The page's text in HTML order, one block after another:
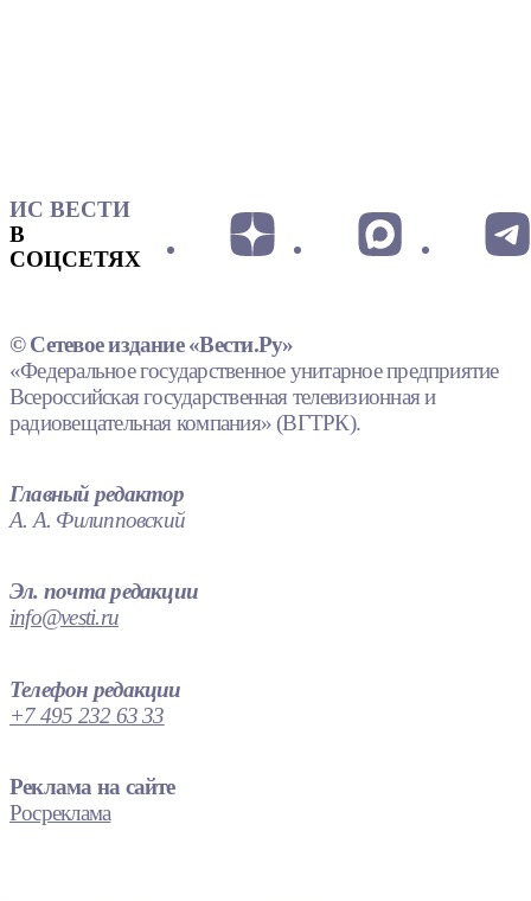
ИС ВЕСТИ
В
СОЦСЕТЯХ
© Сетевое издание «Вести.Ру»
«Федеральное государственное унитарное предприятие
Всероссийская государственная телевизионная и
радиовещательная компания» (ВГТРК).
Главный редактор
А. А. Филипповский
Эл. почта редакции
info@vesti.ru
Телефон редакции
+7 495 232 63 33
Реклама на сайте
Росреклама